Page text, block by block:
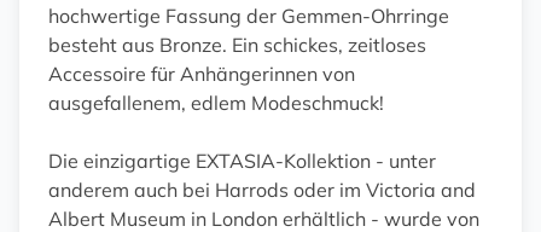
hochwertige Fassung der Gemmen-Ohrringe
besteht aus Bronze. Ein schickes, zeitloses
Accessoire für Anhängerinnen von
ausgefallenem, edlem Modeschmuck!
Die einzigartige EXTASIA-Kollektion - unter
anderem auch bei Harrods oder im Victoria and
Albert Museum in London erhältlich - wurde von